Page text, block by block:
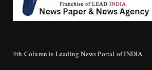
4th Column is Leading News Portal of INDIA.